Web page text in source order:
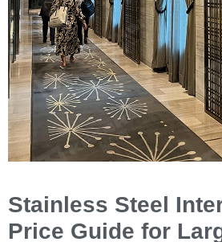
Stainless Steel
Price Guide for